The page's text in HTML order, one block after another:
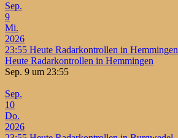
Sep.
9
Mi.
2026
23:55 Heute Radarkontrollen in Hemmingen
Heute Radarkontrollen in Hemmingen
Sep. 9 um 23:55
Sep.
10
Do.
2026